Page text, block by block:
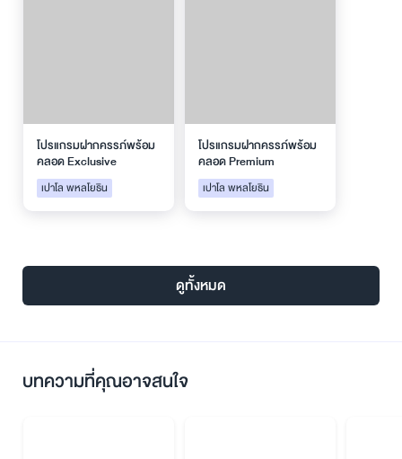
โปรแกรมฝากครรภ์พร้อม
คลอด Exclusive
เปาโล พหลโยธิน
โปรแกรมฝากครรภ์พร้อม
คลอด Premium
เปาโล พหลโยธิน
ดูทั้งหมด
บทความที่คุณอาจสนใจ